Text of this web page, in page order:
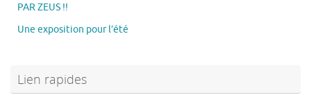
PAR ZEUS !!
Une exposition pour l’été
Lien rapides